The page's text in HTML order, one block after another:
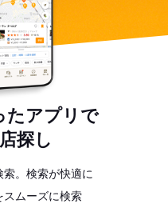
たアプリで
探し
。検索が快適に
スムーズに検索